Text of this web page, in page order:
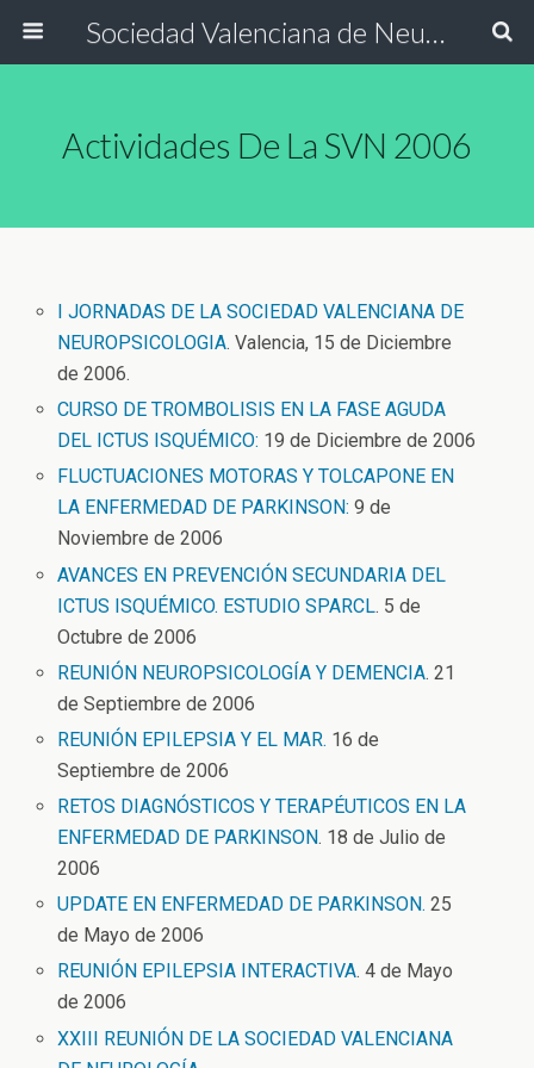
Sociedad Valenciana de Neurología
Actividades De La SVN 2006
I JORNADAS DE LA SOCIEDAD VALENCIANA DE
NEUROPSICOLOGIA. Valencia, 15 de Diciembre
de 2006.
CURSO DE TROMBOLISIS EN LA FASE AGUDA
DEL ICTUS ISQUÉMICO: 19 de Diciembre de 2006
FLUCTUACIONES MOTORAS Y TOLCAPONE EN
LA ENFERMEDAD DE PARKINSON:9 de
Noviembre de 2006
AVANCES EN PREVENCIÓN SECUNDARIA DEL
ICTUS ISQUÉMICO. ESTUDIO SPARCL. 5 de
Octubre de 2006
REUNIÓN NEUROPSICOLOGÍA Y DEMENCIA. 21
de Septiembre de 2006
REUNIÓN EPILEPSIA Y EL MAR. 16 de
Septiembre de 2006
RETOS DIAGNÓSTICOS Y TERAPÉUTICOS EN LA
ENFERMEDAD DE PARKINSON. 18 de Julio de
2006
UPDATE EN ENFERMEDAD DE PARKINSON. 25
de Mayo de 2006
REUNIÓN EPILEPSIA INTERACTIVA. 4 de Mayo
de 2006
XXIII REUNIÓN DE LA SOCIEDAD VALENCIANA